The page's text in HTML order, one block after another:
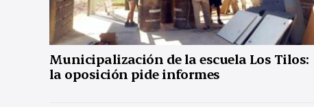
Municipalización de la escuela Los Tilos:
la oposición pide informes